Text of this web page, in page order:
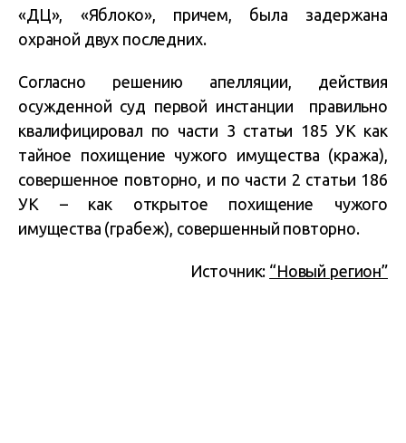
«ДЦ», «Яблоко», причем, была задержана
охраной двух последних.
Согласно решению апелляции, действия
осужденной суд первой инстанции правильно
квалифицировал по части 3 статьи 185 УК как
тайное похищение чужого имущества (кража),
совершенное повторно, и по части 2 статьи 186
УК – как открытое похищение чужого
имущества (грабеж), совершенный повторно.
Источник: “Новый регион”